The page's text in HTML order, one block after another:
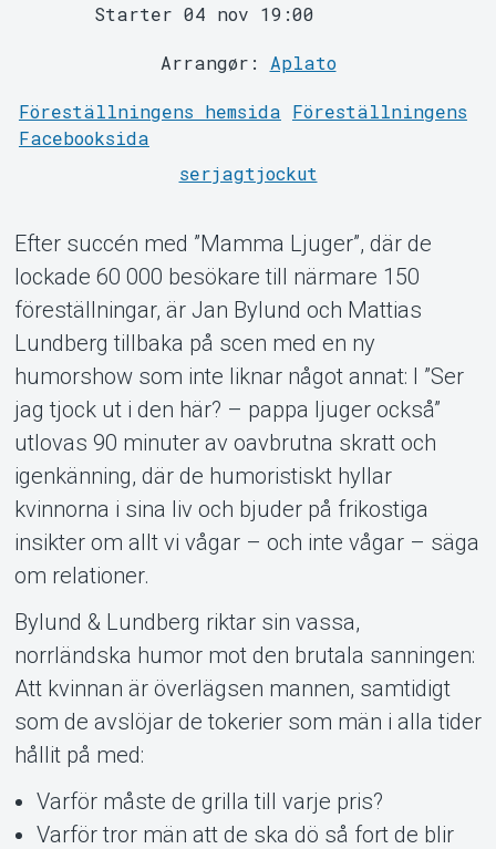
MyTickster
Support
Starter 04 nov 19:00
Arrangør: Aplato
Föreställningens hemsida Föreställningens
Facebooksida
serjagtjockut
Efter succén med ”Mamma Ljuger”, där de
lockade 60 000 besökare till närmare 150
föreställningar, är Jan Bylund och Mattias
Lundberg tillbaka på scen med en ny
humorshow som inte liknar något annat: I ”Ser
jag tjock ut i den här? – pappa ljuger också”
utlovas 90 minuter av oavbrutna skratt och
igenkänning, där de humoristiskt hyllar
kvinnorna i sina liv och bjuder på frikostiga
insikter om allt vi vågar – och inte vågar – säga
om relationer.
Bylund & Lundberg riktar sin vassa,
norrländska humor mot den brutala sanningen:
Att kvinnan är överlägsen mannen, samtidigt
som de avslöjar de tokerier som män i alla tider
hållit på med:
Varför måste de grilla till varje pris?
Varför tror män att de ska dö så fort de blir